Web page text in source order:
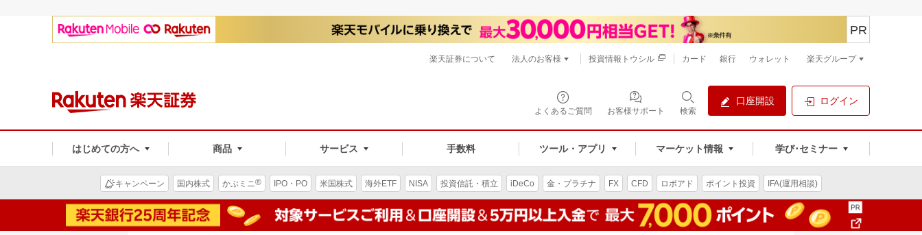
よくあるご質問 お客様サポート 検索
口座開設 ログイン
はじめての方へ 商品 サービス 手数料 ツール・アプリ マーケット情報 学び･セミナー
PR
楽天証券について 法人のお客様 投資情報トウシル カード 銀行 ウォレット 楽天グループ
キャンペーン 国内株式 かぶミニ® IPO・PO 米国株式 海外ETF NISA 投資信託・積立 iDeCo 金・プラチナ FX CFD ロボアド ポイント投資 IFA(運用相談)